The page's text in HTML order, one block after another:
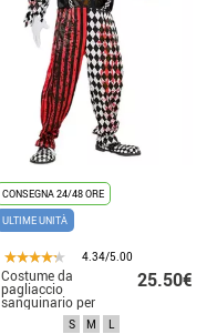
CONSEGNA 24/48 ORE
ULTIME UNITÀ
4.34/5.00
Costume da
pagliaccio
sanguinario per
uomo
25.50€
S M L